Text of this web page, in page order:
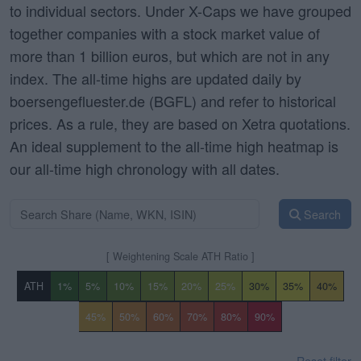
to individual sectors. Under X-Caps we have grouped
together companies with a stock market value of
more than 1 billion euros, but which are not in any
index. The all-time highs are updated daily by
boersengefluester.de (BGFL) and refer to historical
prices. As a rule, they are based on Xetra quotations.
An ideal supplement to the all-time high heatmap is
our all-time high chronology with all dates.
Search
[ Weightening Scale ATH Ratio ]
ATH 1% 5% 10% 15% 20% 25% 30% 35% 40%
45% 50% 60% 70% 80% 90%